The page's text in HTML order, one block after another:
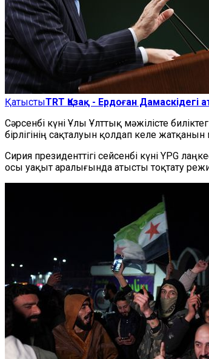
ҚатыстыTRT Қазақ - Ердоған Дамаскідегі
Сәрсенбі күні Ұлы Ұлттық мәжілісте
бірлігінің сақталуын қолдап келе жатқанын
Сирия президенттігі сейсенбі күні YPG
осы уақыт аралығында атысты тоқтату